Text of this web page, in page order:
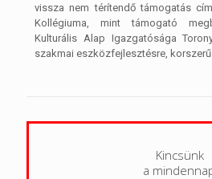
vissza nem térítendő támogatás
Kollégiuma, mint támogató
Kulturális Alap Igazgatósága
szakmai eszközfejlesztésre,
Kincsünk
a